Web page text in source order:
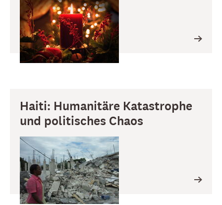
Haiti: Humanitäre Katastrophe
und politisches Chaos